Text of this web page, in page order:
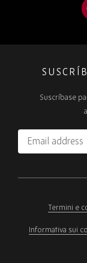
Suscríbase
Email
address
ignore
Termini e
Informativa sui